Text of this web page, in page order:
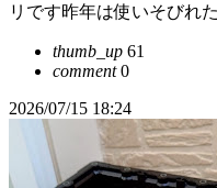
リです昨年は使いそびれ
thumb_up 61
comment0
2026/07/15 18:24